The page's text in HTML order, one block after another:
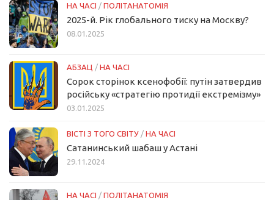
НА ЧАСІ / ПОЛІТАНАТОМІЯ
2025-й. Рік глобального тиску на Москву?
08.01.2025
АБЗАЦ / НА ЧАСІ
Сорок сторінок ксенофобії: путін затвердив
російську «стратегію протидії екстремізму»
03.01.2025
ВІСТІ З ТОГО СВІТУ / НА ЧАСІ
Сатанинський шабаш у Астані
29.11.2024
НА ЧАСІ / ПОЛІТАНАТОМІЯ